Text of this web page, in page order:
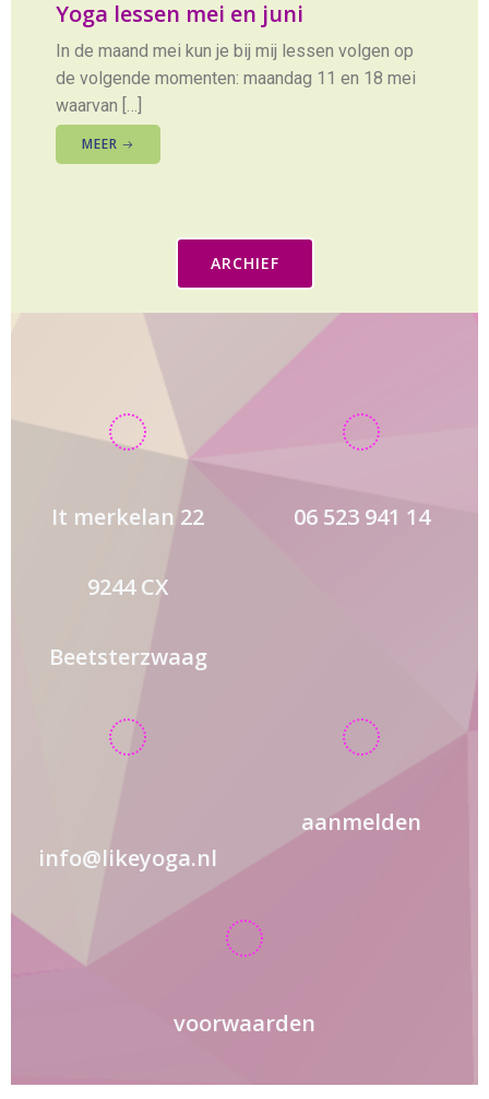
Yoga lessen mei en juni
In de maand mei kun je bij mij lessen volgen op
de volgende momenten: maandag 11 en 18 mei
waarvan […]
MEER
ARCHIEF
It merkelan 22
9244 CX
Beetsterzwaag
06 523 941 14
info@likeyoga.nl
aanmelden
voorwaarden